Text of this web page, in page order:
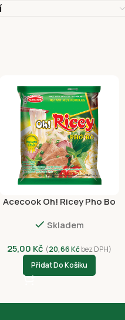
Acecook Oh! Ricey Pho Bo
Skladem
25,00 Kč (20,66Kčbez DPH)
Přidat Do Košíku